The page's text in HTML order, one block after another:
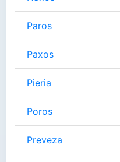
Paros
Paxos
Pieria
Poros
Preveza